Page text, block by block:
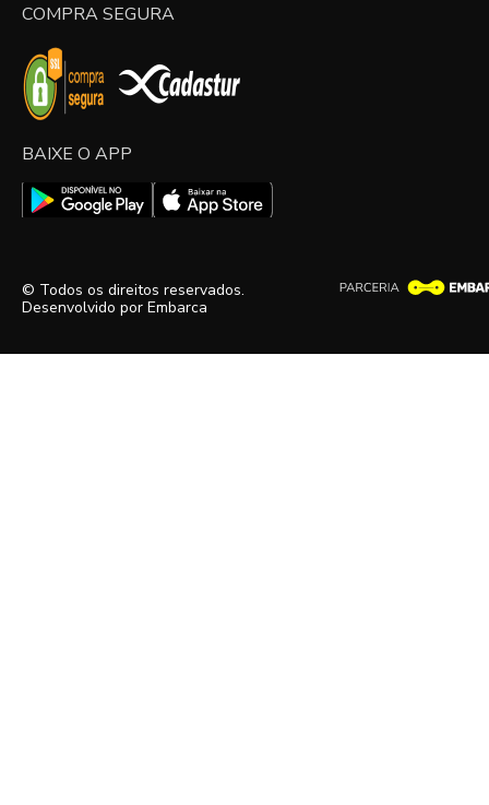
COMPRA SEGURA
BAIXE O APP
© Todos os direitos reservados.
Desenvolvido por Embarca